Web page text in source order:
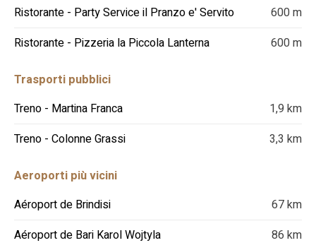
Ristorante - Party Service il Pranzo e' Servito
600 m
Ristorante - Pizzeria la Piccola Lanterna
600 m
Trasporti pubblici
Treno - Martina Franca
1,9 km
Treno - Colonne Grassi
3,3 km
Aeroporti più vicini
Aéroport de Brindisi
67 km
Aéroport de Bari Karol Wojtyla
86 km